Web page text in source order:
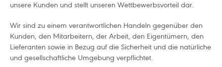
unsere Kunden und stellt unseren Wettbewerbsvorteil dar.
Wir sind zu einem verantwortlichen Handeln gegenüber den
Kunden, den Mitarbeitern, der Arbeit, den Eigentümern, den
Lieferanten sowie in Bezug auf die Sicherheit und die natürliche
und gesellschaftliche Umgebung verpflichtet.